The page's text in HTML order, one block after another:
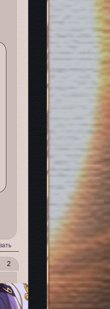
краткий текст
2